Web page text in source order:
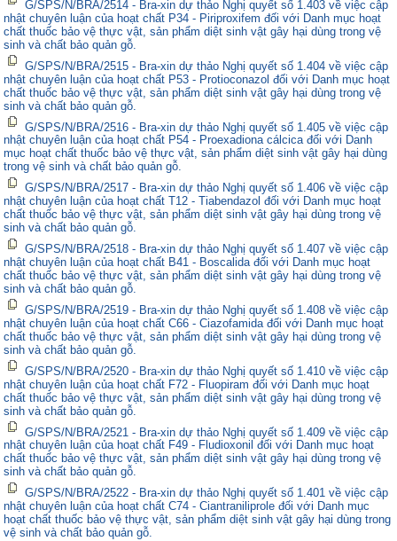
G/SPS/N/BRA/2514 - Bra-xin dự thảo Nghị quyết số 1.403 về việc cập
nhật chuyên luận của hoạt chất P34 - Piriproxifem đối với Danh mục hoạt
chất thuốc bảo vệ thực vật, sản phẩm diệt sinh vật gây hại dùng trong vệ
sinh và chất bảo quản gỗ.
G/SPS/N/BRA/2515 - Bra-xin dự thảo Nghị quyết số 1.404 về việc cập
nhật chuyên luận của hoạt chất P53 - Protioconazol đối với Danh mục hoạt
chất thuốc bảo vệ thực vật, sản phẩm diệt sinh vật gây hại dùng trong vệ
sinh và chất bảo quản gỗ.
G/SPS/N/BRA/2516 - Bra-xin dự thảo Nghị quyết số 1.405 về việc cập
nhật chuyên luận của hoạt chất P54 - Proexadiona cálcica đối với Danh
mục hoạt chất thuốc bảo vệ thực vật, sản phẩm diệt sinh vật gây hại dùng
trong vệ sinh và chất bảo quản gỗ.
G/SPS/N/BRA/2517 - Bra-xin dự thảo Nghị quyết số 1.406 về việc cập
nhật chuyên luận của hoạt chất T12 - Tiabendazol đối với Danh mục hoạt
chất thuốc bảo vệ thực vật, sản phẩm diệt sinh vật gây hại dùng trong vệ
sinh và chất bảo quản gỗ.
G/SPS/N/BRA/2518 - Bra-xin dự thảo Nghị quyết số 1.407 về việc cập
nhật chuyên luận của hoạt chất B41 - Boscalida đối với Danh mục hoạt
chất thuốc bảo vệ thực vật, sản phẩm diệt sinh vật gây hại dùng trong vệ
sinh và chất bảo quản gỗ.
G/SPS/N/BRA/2519 - Bra-xin dự thảo Nghị quyết số 1.408 về việc cập
nhật chuyên luận của hoạt chất C66 - Ciazofamida đối với Danh mục hoạt
chất thuốc bảo vệ thực vật, sản phẩm diệt sinh vật gây hại dùng trong vệ
sinh và chất bảo quản gỗ.
G/SPS/N/BRA/2520 - Bra-xin dự thảo Nghị quyết số 1.410 về việc cập
nhật chuyên luận của hoạt chất F72 - Fluopiram đối với Danh mục hoạt
chất thuốc bảo vệ thực vật, sản phẩm diệt sinh vật gây hại dùng trong vệ
sinh và chất bảo quản gỗ.
G/SPS/N/BRA/2521 - Bra-xin dự thảo Nghị quyết số 1.409 về việc cập
nhật chuyên luận của hoạt chất F49 - Fludioxonil đối với Danh mục hoạt
chất thuốc bảo vệ thực vật, sản phẩm diệt sinh vật gây hại dùng trong vệ
sinh và chất bảo quản gỗ.
G/SPS/N/BRA/2522 - Bra-xin dự thảo Nghị quyết số 1.401 về việc cập
nhật chuyên luận của hoạt chất C74 - Ciantraniliprole đối với Danh mục
hoạt chất thuốc bảo vệ thực vật, sản phẩm diệt sinh vật gây hại dùng trong
vệ sinh và chất bảo quản gỗ.